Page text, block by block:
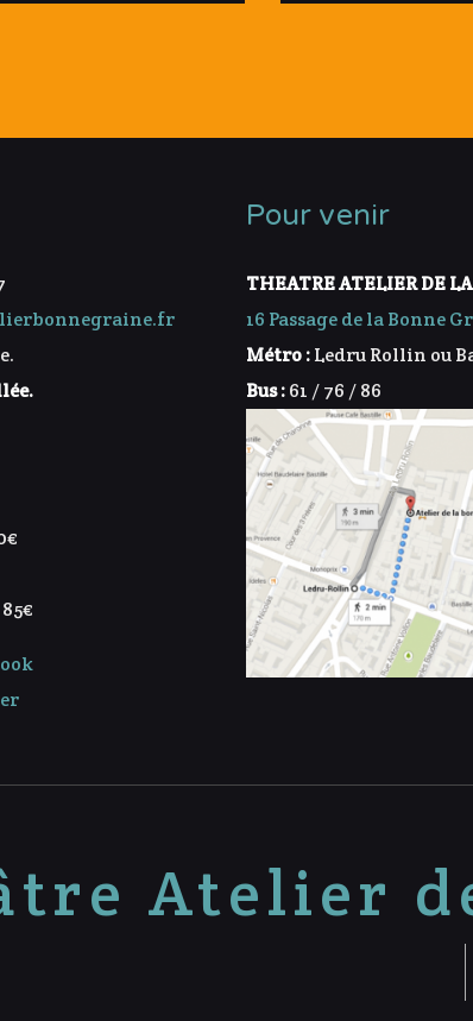
Pour venir
THEATRE ATELIER DE
16 Passage de la Bonne
Métro :Ledru Rollin ou
Bus :61 / 76 / 86
Atelier